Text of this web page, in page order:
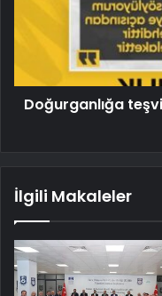
Doğurganlığa
İlgili Makaleler